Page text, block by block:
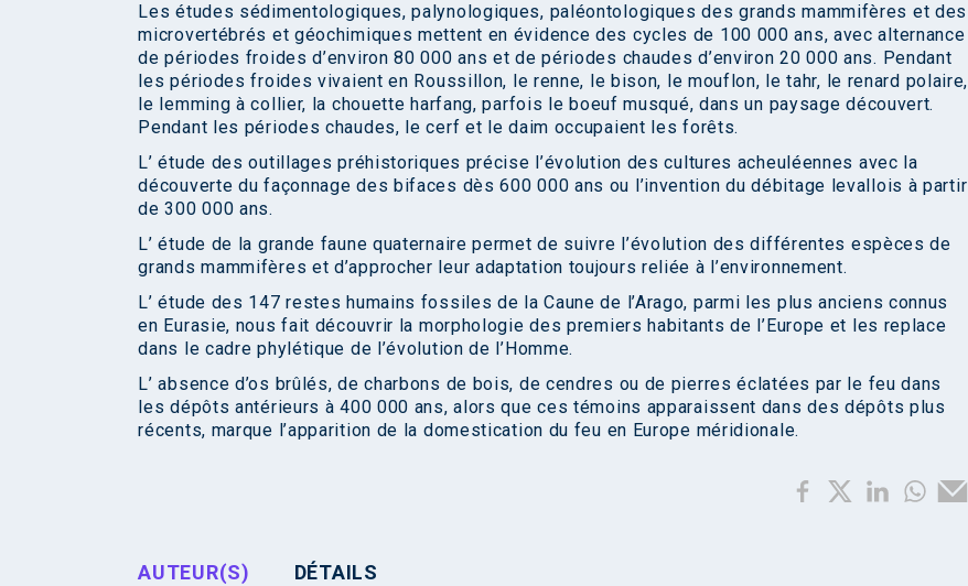
Les études sédimentologiques, palynologiques, paléontologiques des grands mammifères et des
microvertébrés et géochimiques mettent en évidence des cycles de 100 000 ans, avec alternance
de périodes froides d’environ 80 000 ans et de périodes chaudes d’environ 20 000 ans. Pendant
les périodes froides vivaient en Roussillon, le renne, le bison, le mouflon, le tahr, le renard polaire,
le lemming à collier, la chouette harfang, parfois le boeuf musqué, dans un paysage découvert.
Pendant les périodes chaudes, le cerf et le daim occupaient les forêts.
L’ étude des outillages préhistoriques précise l’évolution des cultures acheuléennes avec la
découverte du façonnage des bifaces dès 600 000 ans ou l’invention du débitage levallois à partir
de 300 000 ans.
L’ étude de la grande faune quaternaire permet de suivre l’évolution des différentes espèces de
grands mammifères et d’approcher leur adaptation toujours reliée à l’environnement.
L’ étude des 147 restes humains fossiles de la Caune de l’Arago, parmi les plus anciens connus
en Eurasie, nous fait découvrir la morphologie des premiers habitants de l’Europe et les replace
dans le cadre phylétique de l’évolution de l’Homme.
L’ absence d’os brûlés, de charbons de bois, de cendres ou de pierres éclatées par le feu dans
les dépôts antérieurs à 400 000 ans, alors que ces témoins apparaissent dans des dépôts plus
récents, marque l’apparition de la domestication du feu en Europe méridionale.
AUTEUR(S) DÉTAILS